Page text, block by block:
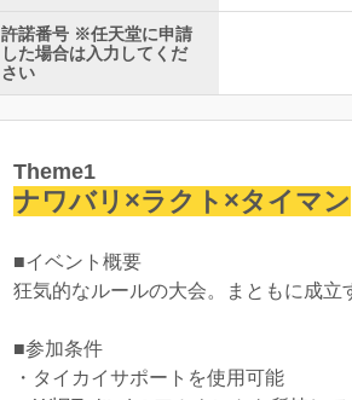
許諾番号 ※任天堂に申請
した場合は入力してくだ
さい
Theme1
ナワバリ×ラクト×タイマン
■イベント概要
狂気的なルールの大会。まともに成立
■参加条件
・タイカイサポートを使用可能